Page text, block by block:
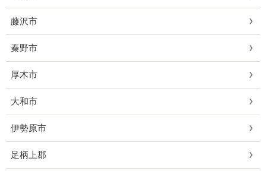
藤沢市
秦野市
厚木市
大和市
伊勢原市
足柄上郡